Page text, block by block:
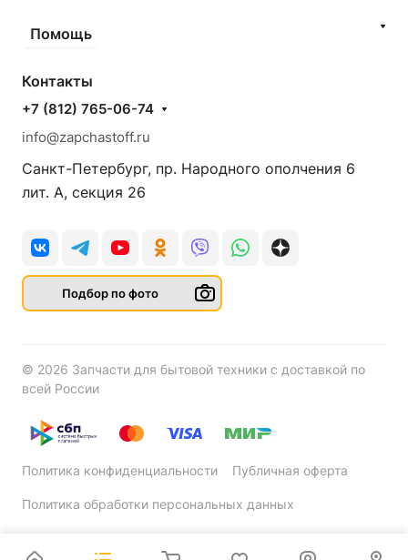
Помощь
Контакты
+7 (812) 765-06-74
info@zapchastoff.ru
Санкт-Петербург, пр. Народного ополчения 6
лит. А, секция 26
Подбор по фото
© 2026 Запчасти для бытовой техники с доставкой по
всей России
Политика конфиденциальности Публичная оферта
Политика обработки персональных данных